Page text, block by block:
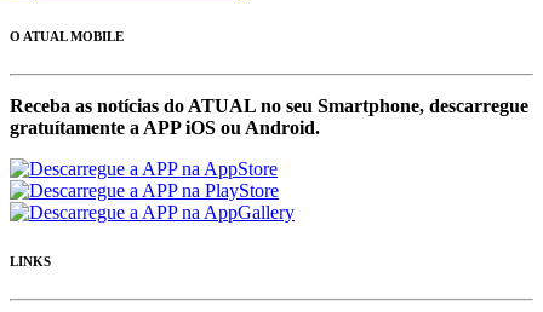
O ATUAL MOBILE
Receba as notícias do ATUAL no seu Smartphone, descarregue
gratuítamente a APP iOS ou Android.
LINKS